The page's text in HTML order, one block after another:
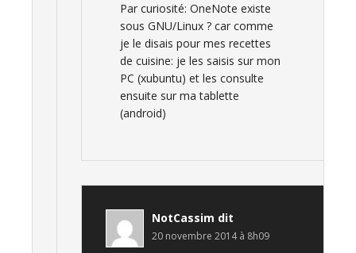
Par curiosité: OneNote existe
sous GNU/Linux ? car comme
je le disais pour mes recettes
de cuisine: je les saisis sur mon
PC (xubuntu) et les consulte
ensuite sur ma tablette
(android)
NotCassim dit
20 novembre 2014 à 8h09